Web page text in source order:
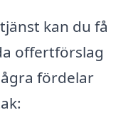
kan du få
offertförslag
fördelar